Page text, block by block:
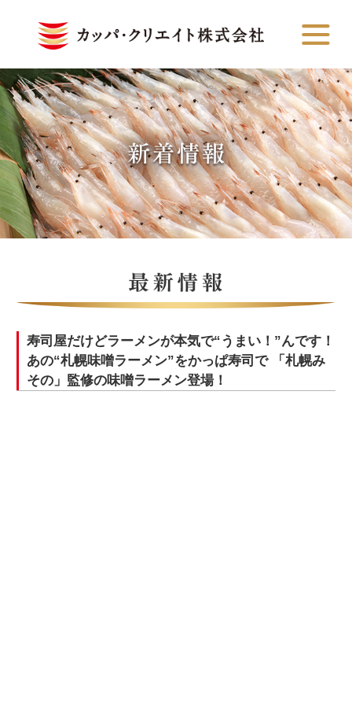
寿司屋だけどラーメンが本気で“うまい！”んです！
あの“札幌味噌ラーメン”をかっぱ寿司で 「札幌み
その」監修の味噌ラーメン登場！